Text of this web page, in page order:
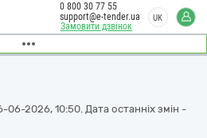
Замовити дзвінок
0 800 30 77 55
support@e-tender.ua
UK
2026, 10:50. Дата останніх змін -